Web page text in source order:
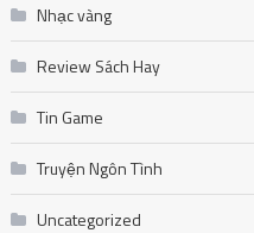
Nhạc vàng
Review Sách Hay
Tin Game
Truyện Ngôn Tình
Uncategorized